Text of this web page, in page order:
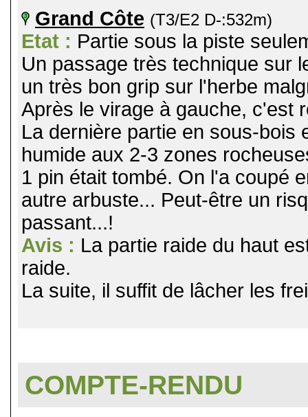
Grand Côte (T3/E2 D-:532m)
Etat : Partie sous la piste
Un passage très technique sur
un très bon grip sur l'herbe
Après le virage à gauche, c'est
La dernière partie en sous-bois
humide aux 2-3 zones
1 pin était tombé. On l'a coupé
autre arbuste... Peut-être un
passant...!
Avis : La partie raide du haut
raide.
La suite, il suffit de lâcher les
COMPTE-RENDU